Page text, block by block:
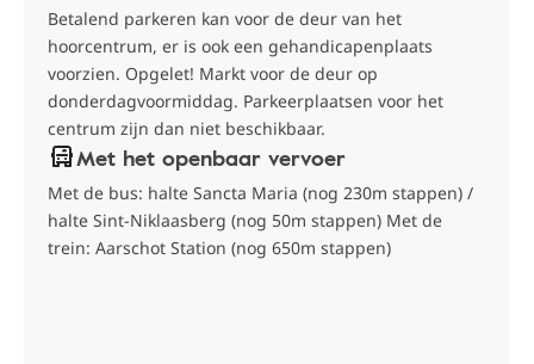
Betalend parkeren kan voor de deur van het
hoorcentrum, er is ook een gehandicapenplaats
voorzien. Opgelet! Markt voor de deur op
donderdagvoormiddag. Parkeerplaatsen voor het
centrum zijn dan niet beschikbaar.
Met het openbaar vervoer
Met de bus: halte Sancta Maria (nog 230m stappen) /
halte Sint-Niklaasberg (nog 50m stappen) Met de
trein: Aarschot Station (nog 650m stappen)